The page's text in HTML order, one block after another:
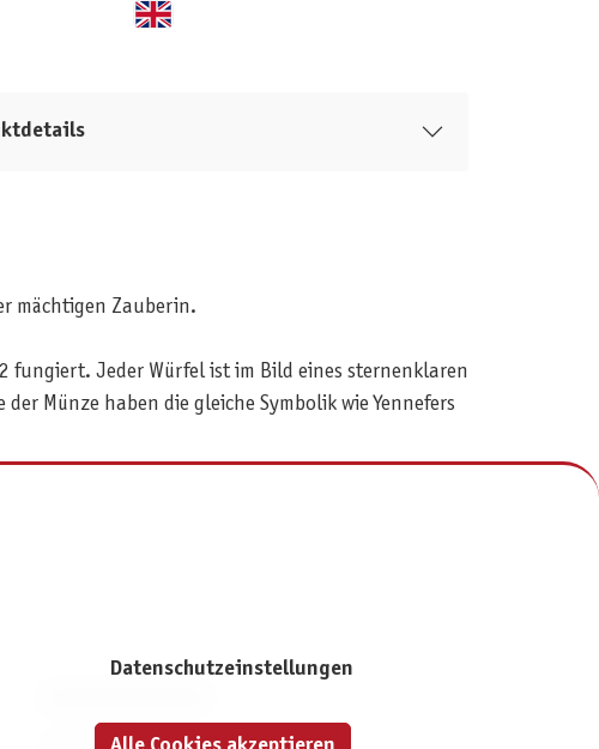
mächtigen Zauberin.
fungiert. Jeder Würfel ist im Bild eines sternenklaren
Münze haben die gleiche Symbolik wie Yennefers
Impressum
Datenschutzeinstellungen